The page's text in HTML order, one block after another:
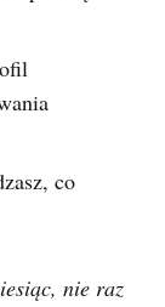
co
nie raz